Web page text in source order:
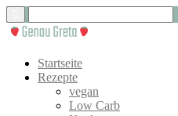
Startseite
Rezepte
vegan
Low Carb